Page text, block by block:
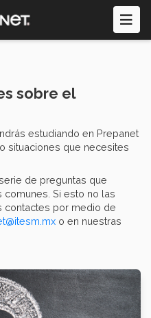
sobre el
estudiando en Prepanet
situaciones que necesites
de preguntas que
Si esto no las
contactes por medio de
o en nuestras